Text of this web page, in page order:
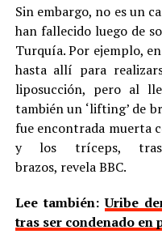
Sin embargo, no es un
han fallecido luego de
Turquía. Por ejemplo,
hasta allí para
liposucción, pero al
también un ‘lifting’ de
fue encontrada muerta
y los tríceps,
brazos, revela BBC.
Lee también:Uribe
tras ser condenado en